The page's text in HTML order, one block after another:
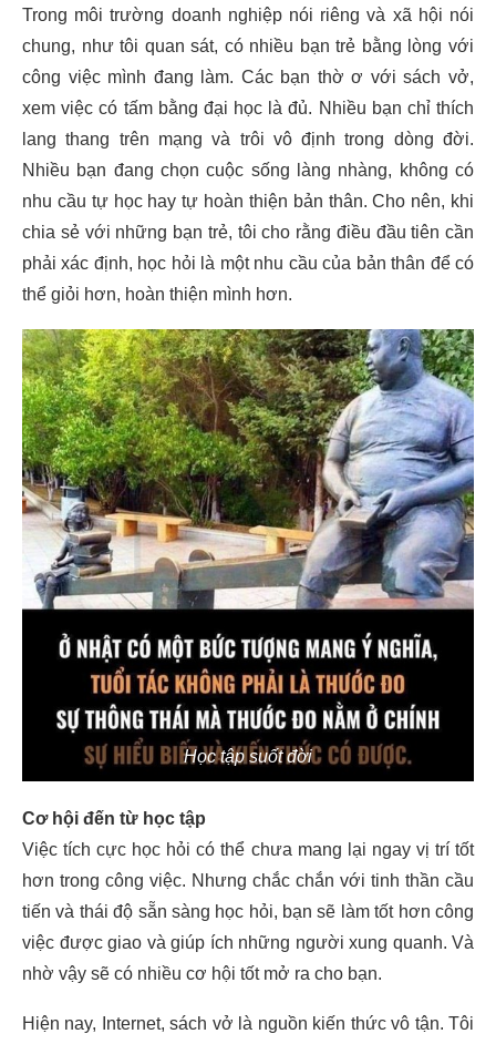
Trong môi trường doanh nghiệp nói riêng và xã hội nói
chung, như tôi quan sát, có nhiều bạn trẻ bằng lòng với
công việc mình đang làm. Các bạn thờ ơ với sách vở,
xem việc có tấm bằng đại học là đủ. Nhiều bạn chỉ thích
lang thang trên mạng và trôi vô định trong dòng đời.
Nhiều bạn đang chọn cuộc sống làng nhàng, không có
nhu cầu tự học hay tự hoàn thiện bản thân. Cho nên, khi
chia sẻ với những bạn trẻ, tôi cho rằng điều đầu tiên cần
phải xác định, học hỏi là một nhu cầu của bản thân để có
thể giỏi hơn, hoàn thiện mình hơn.
Học tập suốt đời
Cơ hội đến từ học tập
Việc tích cực học hỏi có thể chưa mang lại ngay vị trí tốt
hơn trong công việc. Nhưng chắc chắn với tinh thần cầu
tiến và thái độ sẵn sàng học hỏi, bạn sẽ làm tốt hơn công
việc được giao và giúp ích những người xung quanh. Và
nhờ vậy sẽ có nhiều cơ hội tốt mở ra cho bạn.
Hiện nay, Internet, sách vở là nguồn kiến thức vô tận. Tôi